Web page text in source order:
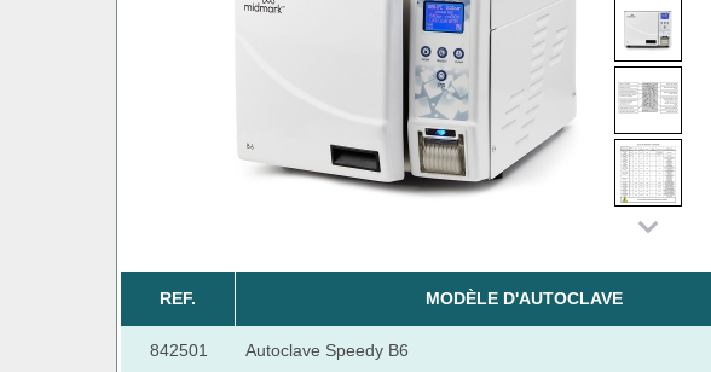
REF. MODÈLE D'AUTOCLAVE
842501 Autoclave Speedy B6